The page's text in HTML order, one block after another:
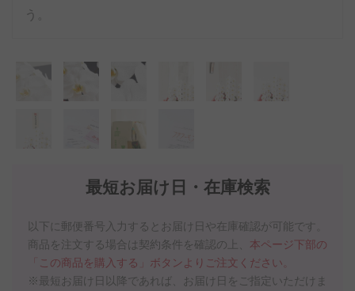
最短お届け日・在庫検索
以下に郵便番号入力するとお届け日や在庫確認が可能です。
商品を注文する場合は契約条件を確認の上、 本ページ下部の
「この商品を購入する」ボタンよりご注文ください。
※最短お届け日以降であれば、お届け日をご指定いただけま
う。